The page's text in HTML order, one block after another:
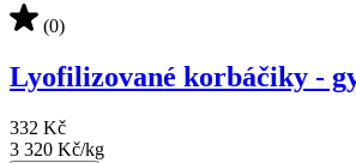
(0)
Lyofilizované korbáčiky -
332 Kč
3 320 Kč/kg